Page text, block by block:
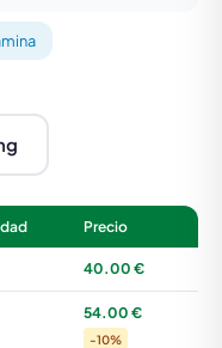
Precio
40.00 €
54.00 €
-10%